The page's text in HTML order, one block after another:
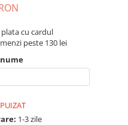
plata cu cardul
peste 130 lei
1-3 zile